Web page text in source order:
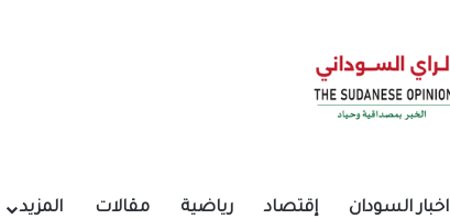
اخبار السودان إقتصاد رياضية مقالات المزيد